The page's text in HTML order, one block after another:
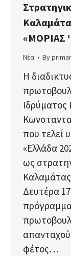
«ΜΟΡΙΑΣ
Νέα By
Η
που τελεί
«Ελλάδα
ως
Δευτέρα
φέτος…